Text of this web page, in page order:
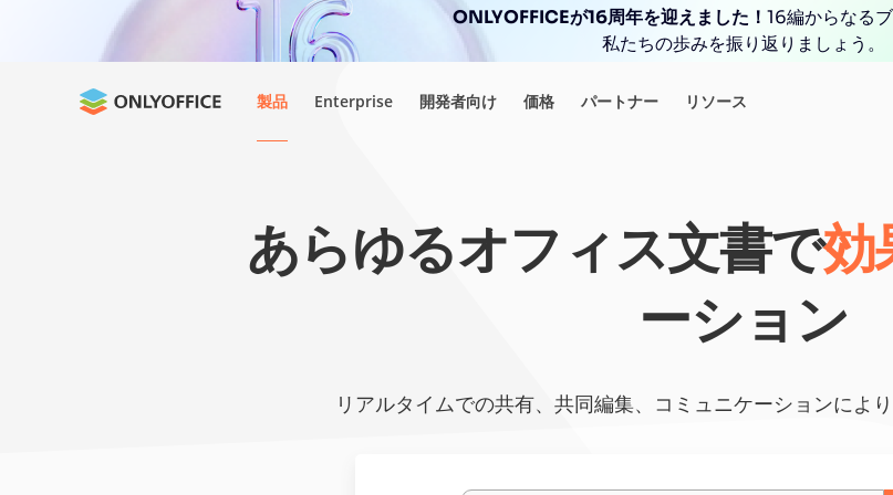
ONLYOFFICEが16周年を迎えました！ 16編からなる
私たちの歩みを振り返りましょう。
製品 Enterprise 開発者向け 価格 パートナー リソース
あらゆるオフィス文書で効
ーション
リアルタイムでの共有、共同編集、コミュニケーションによ